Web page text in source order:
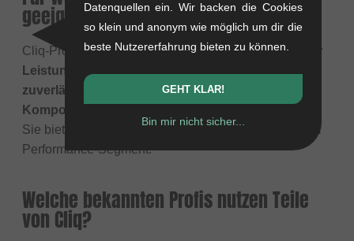
geeignet?
Cliq-Produkte richten sich anBMX-Race-Fahrer aller
Leistungsklassen
zuverlässigen und wettkampferprobten
Komponenten
Sie bieten oft ein gutes Preis- Leistungs-Verhältnis im
Performance-Segment.
Welche bekannten Profis nutzen Teile
von Cliq?
Datenquellen ein. Wir backen die Cookies
so klein und anonym wie möglich um dir die
beste Nutzererfahrung bieten zu können.
GEHT KLAR!
Bin mir nicht sicher...